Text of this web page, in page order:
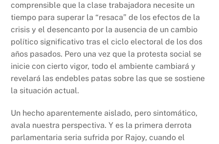
comprensible que la clase trabajadora necesite un
tiempo para superar la “resaca” de los efectos de la
crisis y el desencanto por la ausencia de un cambio
político significativo tras el ciclo electoral de los dos
años pasados. Pero una vez que la protesta social se
inicie con cierto vigor, todo el ambiente cambiará y
revelará las endebles patas sobre las que se sostiene
la situación actual.
Un hecho aparentemente aislado, pero sintomático,
avala nuestra perspectiva. Y es la primera derrota
parlamentaria seria sufrida por Rajoy, cuando el